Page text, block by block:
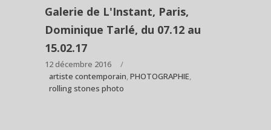
Galerie de L'Instant, Paris,
Dominique Tarlé, du 07.12 au
15.02.17
12 décembre 2016
artiste contemporain,PHOTOGRAPHIE,
rolling stones photo